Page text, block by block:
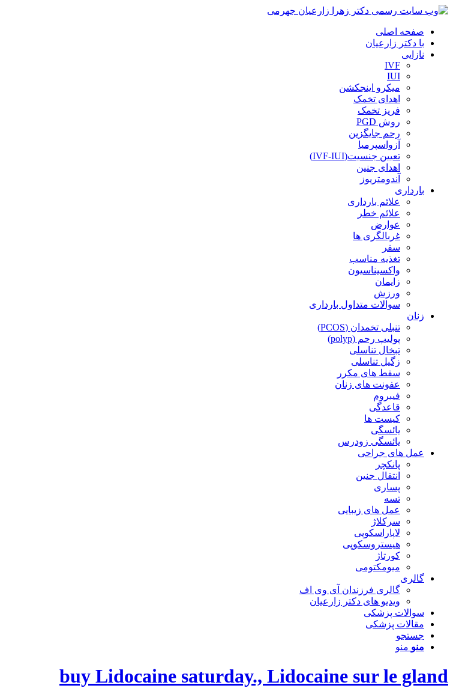
صفحه اصلی
با دکتر زارعیان
نازایی
IVF
IUI
میکرو اینجکشن
اهدای تخمک
فریز تخمک
روش PGD
رحم جایگزین
آزواسپرمیا
تعیین جنسیت(IVF-IUI)
اهدای جنین
آندومتریوز
بارداری
علائم بارداری
علائم خطر
عوارض
غربالگری ها
سفر
تغذیه مناسب
واکسیناسیون
زایمان
ورزش
سوالات متداول بارداری
زنان
تنبلی تخمدان (PCOS)
پولیپ رحم (polyp)
تبخال تناسلی
زگیل تناسلی
سقط های مکرر
عفونت های زنان
فیبروم
قاعدگی
کیست ها
یائسگی
یائسگی زودرس
عمل های جراحی
پانکچر
انتقال جنین
پساری
تسه
عمل های زیبایی
سرکلاژ
لاپاراسکوپی
هیستروسکوپی
کورتاژ
میومکتومی
گالری
گالری فرزندان آی وی اف
ویدیو های دکتر زارعیان
سوالات پزشکی
مقالات پزشکی
جستجو
منو منو
buy Lidocaine saturday., Lidocaine sur le gland